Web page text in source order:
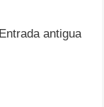
Entrada antigua